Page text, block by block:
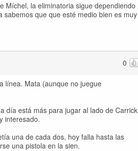
Míchel, la eliminatoria sigue dependiendo
que que esté medio bien es muy
0
línea. Mata (aunque no juegue
día está más para jugar al lado de Carrick
interesado.
una de cada dos, hoy falla hasta las
una pistola en la sien.